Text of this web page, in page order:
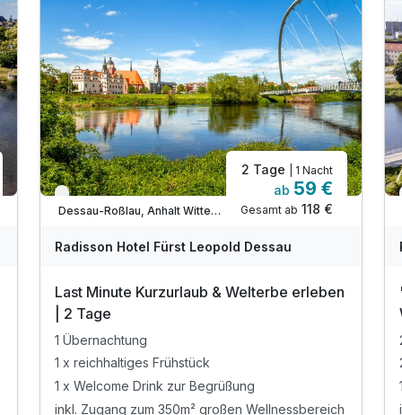
Verfügbar bis Dezember
Dessau-Roßlau, Anhalt Wittenberg
2 Tage | 1 Nacht
ab 59 €
Gesamt ab 118 €
Radisson Hotel Fürst Leopold Dessau
Last Minute Kurzurlaub & Welterbe erleben
| 2 Tage
1 Übernachtung
1 x reichhaltiges Frühstück
1 x Welcome Drink zur Begrüßung
inkl. Zugang zum 350m² großen Wellnessbereich